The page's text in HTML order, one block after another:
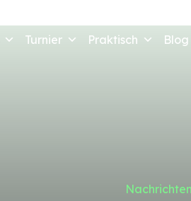
Turnier Praktisch Blog
Nachrichten